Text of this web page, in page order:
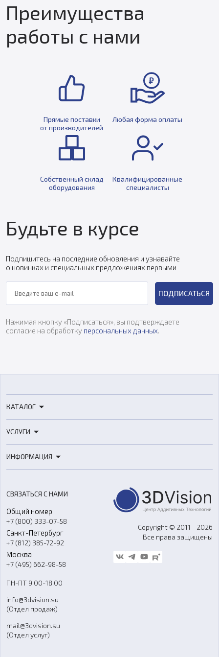
Преимущества
работы с нами
Прямые поставки
от производителей
Любая форма оплаты
Собственный склад
оборудования
Квалифицированные
специалисты
Будьте в курсе
Подпишитесь на последние обновления и узнавайте
о новинках и специальных предложениях первыми
ПОДПИСАТЬСЯ
Нажимая кнопку «Подписаться», вы подтверждаете
согласие на обработку персональных данных.
КАТАЛОГ
3D-сканеры
Расходные материалы
Оборудование и материалы для вакуумного литья
Аксессуары и прочее оборудование
Программное обеспечение
УСЛУГИ
3D-моделирование
Ремонт и услуги
ИНФОРМАЦИЯ
О компании
Контакты
Гос. закупки
Стать дилером
Блог
FAQ
СВЯЗАТЬСЯ С НАМИ
Общий номер
+7 (800) 333-07-58
Санкт-Петербург
+7 (812) 385-72-92
Москва
+7 (495) 662-98-58
ПН-ПТ 9:00-18:00
info@3dvision.su
(Отдел продаж)
mail@3dvision.su
(Отдел услуг)
Copyright © 2011 - 2026
Все права защищены